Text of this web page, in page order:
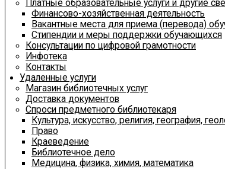
Платные образовательные услуги и другие
Финансово-хозяйственная деятельность
Вакантные места для приема (перевода)
Стипендии и меры поддержки обучающихся
Консультации по цифровой грамотности
Инфотека
Контакты
Удаленные услуги
Магазин библиотечных услуг
Доставка документов
Спроси предметного библиотекаря
Культура, искусство, религия, география,
Право
Краеведение
Библиотечное дело
Медицина, физика, химия, математика